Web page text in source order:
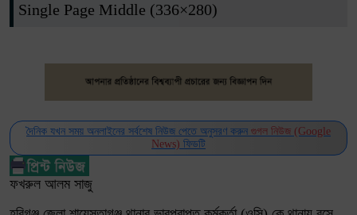
Single Page Middle (336×280)
দৈনিক যখন সময় অনলাইনের সর্বশেষ নিউজ পেতে অনুসরণ করুন গুগল নিউজ (Google
News) ফিডটি
ফখরুল আলম সাজু